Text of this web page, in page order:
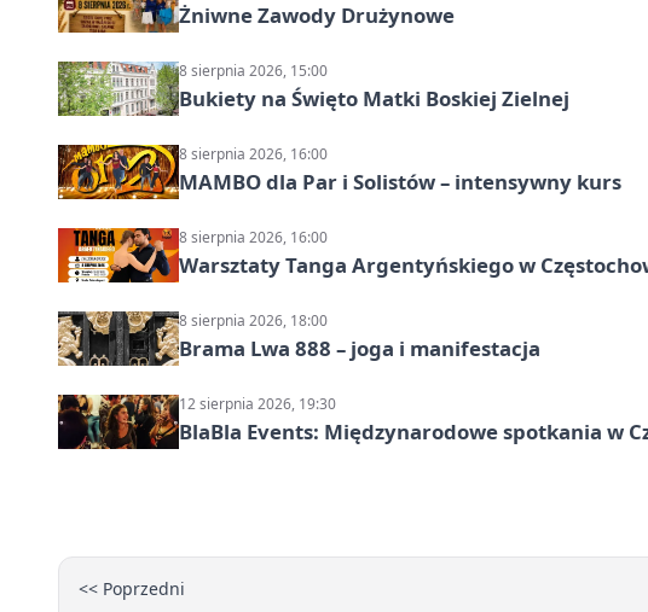
Żniwne Zawody Drużynowe
8 sierpnia 2026, 15:00
Bukiety na Święto Matki Boskiej Zielnej
8 sierpnia 2026, 16:00
MAMBO dla Par i Solistów – intensywny kurs
8 sierpnia 2026, 16:00
Warsztaty Tanga Argentyńskiego w
8 sierpnia 2026, 18:00
Brama Lwa 888 – joga i manifestacja
12 sierpnia 2026, 19:30
BlaBla Events: Międzynarodowe spotkania w
<< Poprzedni